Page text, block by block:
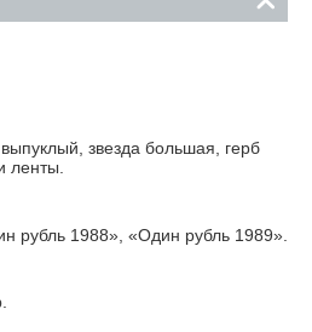
звезда большая, герб
ленты.
рубль 1988», «Один рубль 1989».